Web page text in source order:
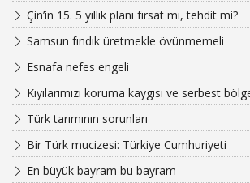
Çin’in 15. 5 yıllık planı fırsat mı, tehdit mi?
Samsun fındık üretmekle övünmemeli
Esnafa nefes engeli
Kıyılarımızı koruma kaygısı ve serbest
Türk tarımının sorunları
Bir Türk mucizesi: Türkiye Cumhuriyeti
En büyük bayram bu bayram